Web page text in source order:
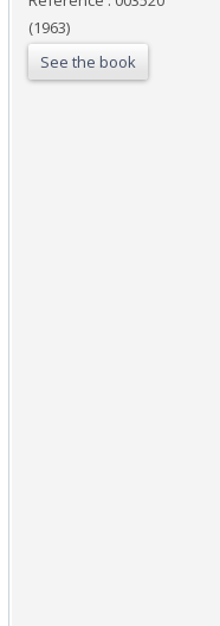
(1963)
See the book